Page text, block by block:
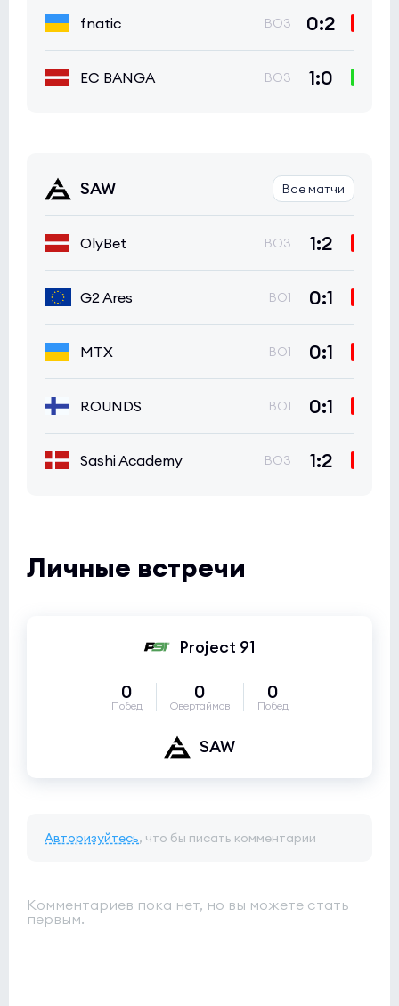
fnatic BO3 0:2
EC BANGA BO3 1:0
SAW Все матчи
OlyBet BO3 1:2
G2 Ares BO1 0:1
MTX BO1 0:1
ROUNDS BO1 0:1
Sashi Academy BO3 1:2
Личные встречи
Project 91
0
Побед
0
Овертаймов
0
Побед
SAW
Авторизуйтесь, что бы писать комментарии
Комментариев пока нет, но вы можете стать
первым.